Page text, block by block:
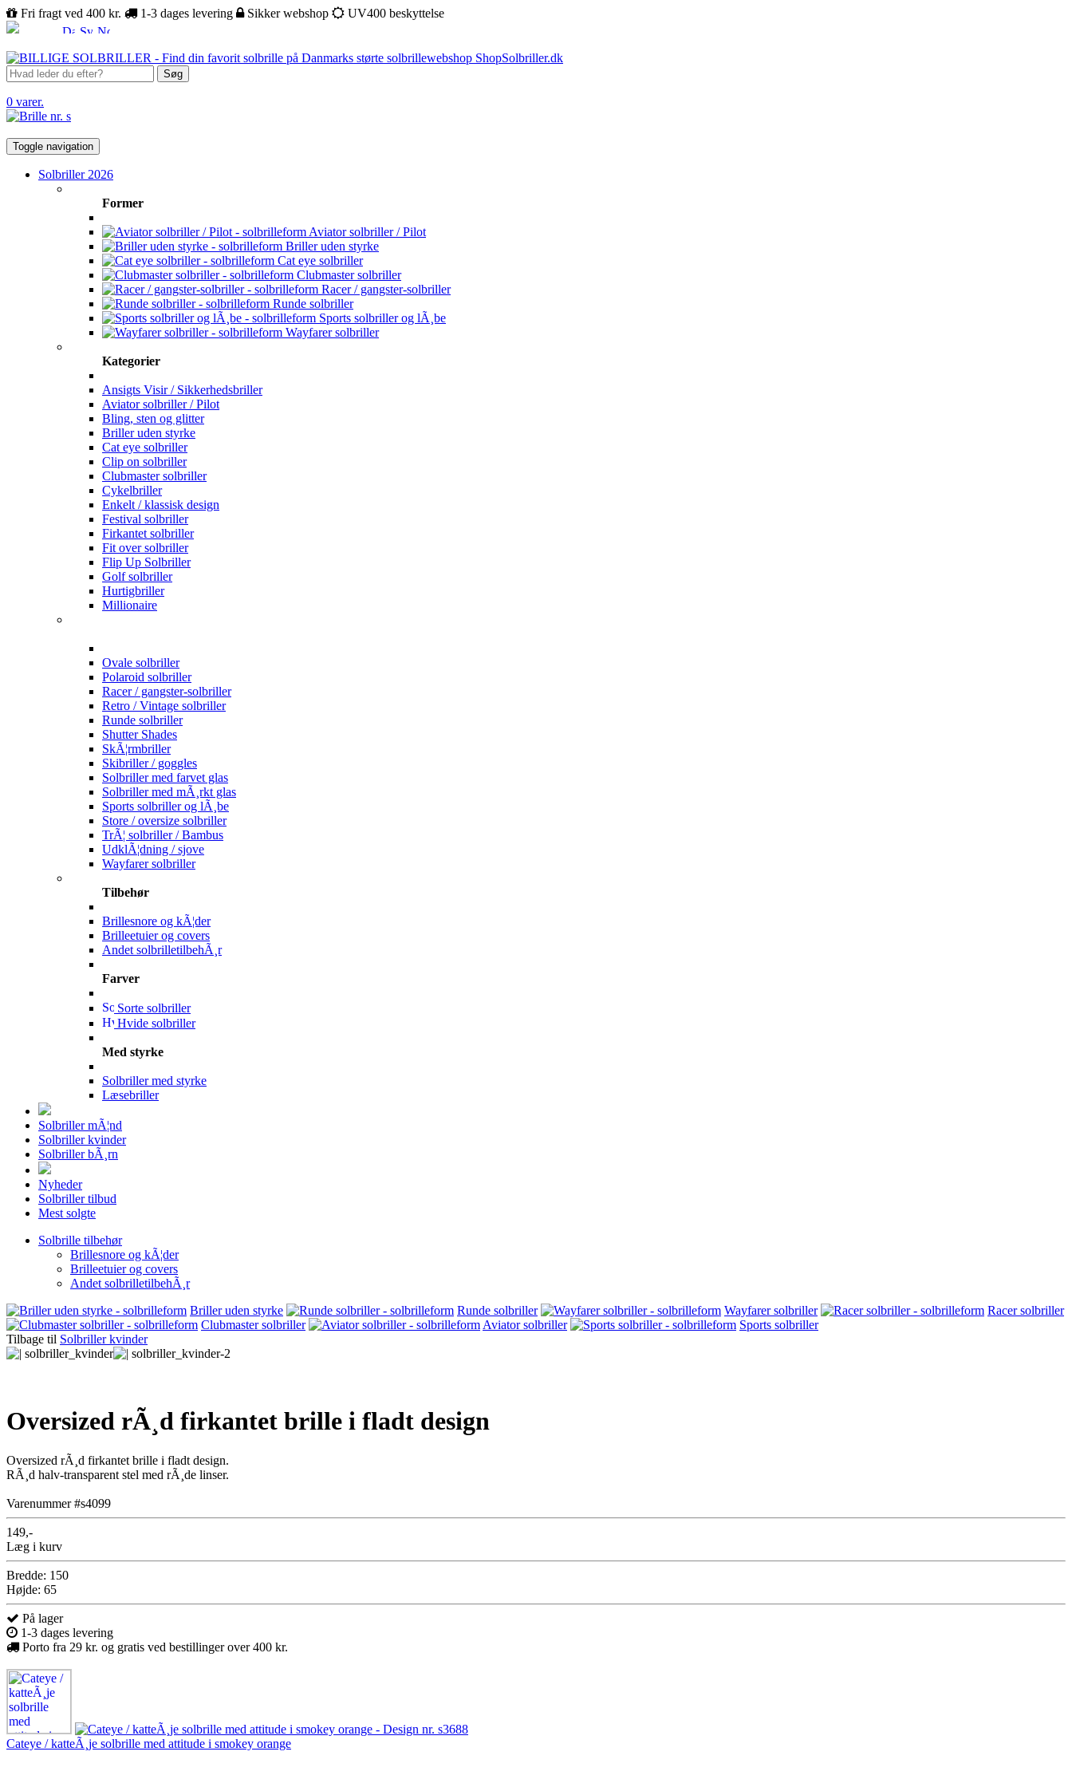
Fri fragt ved 400 kr. 1-3 dages levering Sikker webshop UV400 beskyttelse
Søg
0 varer.
Toggle navigation
Solbriller 2026
Former
Aviator solbriller / Pilot
Briller uden styrke
Cat eye solbriller
Clubmaster solbriller
Racer / gangster-solbriller
Runde solbriller
Sports solbriller og lÃ¸be
Wayfarer solbriller
Kategorier
Ansigts Visir / Sikkerhedsbriller
Aviator solbriller / Pilot
Bling, sten og glitter
Briller uden styrke
Cat eye solbriller
Clip on solbriller
Clubmaster solbriller
Cykelbriller
Enkelt / klassisk design
Festival solbriller
Firkantet solbriller
Fit over solbriller
Flip Up Solbriller
Golf solbriller
Hurtigbriller
Millionaire
Ovale solbriller
Polaroid solbriller
Racer / gangster-solbriller
Retro / Vintage solbriller
Runde solbriller
Shutter Shades
SkÃ¦rmbriller
Skibriller / goggles
Solbriller med farvet glas
Solbriller med mÃ¸rkt glas
Sports solbriller og lÃ¸be
Store / oversize solbriller
TrÃ¦ solbriller / Bambus
UdklÃ¦dning / sjove
Wayfarer solbriller
Tilbehør
Brillesnore og kÃ¦der
Brilleetuier og covers
Andet solbrilletilbehÃ¸r
Farver
Sorte solbriller
Hvide solbriller
Med styrke
Solbriller med styrke
Læsebriller
Solbriller mÃ¦nd
Solbriller kvinder
Solbriller bÃ¸rn
Nyheder
Solbriller tilbud
Mest solgte
Solbrille tilbehør
Brillesnore og kÃ¦der
Brilleetuier og covers
Andet solbrilletilbehÃ¸r
Briller uden styrke
Runde solbriller Wayfarer solbriller
Racer solbriller
Clubmaster solbriller
Aviator solbriller
Sports solbriller
Tilbage til Solbriller kvinder
Oversized rÃ¸d firkantet brille i fladt design
Oversized rÃ¸d firkantet brille i fladt design.
RÃ¸d halv-transparent stel med rÃ¸de linser.
Varenummer #s4099
149,-
Læg i kurv
Bredde: 150
Højde: 65
På lager
1-3 dages levering
Porto fra 29 kr. og gratis ved bestillinger over 400 kr.
Cateye / katteÃ¸je solbrille med attitude i smokey orange